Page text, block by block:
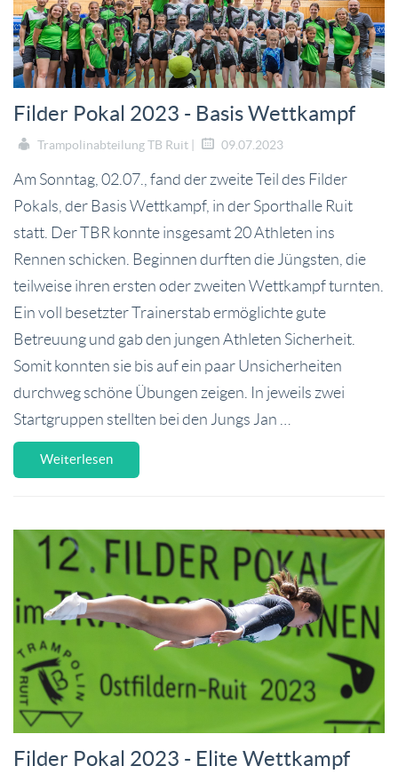
Filder Pokal 2023 - Basis Wettkampf
Trampolinabteilung TB Ruit | 09.07.2023
Am Sonntag, 02.07., fand der zweite Teil des Filder
Pokals, der Basis Wettkampf, in der Sporthalle Ruit
statt. Der TBR konnte insgesamt 20 Athleten ins
Rennen schicken. Beginnen durften die Jüngsten, die
teilweise ihren ersten oder zweiten Wettkampf turnten.
Ein voll besetzter Trainerstab ermöglichte gute
Betreuung und gab den jungen Athleten Sicherheit.
Somit konnten sie bis auf ein paar Unsicherheiten
durchweg schöne Übungen zeigen. In jeweils zwei
Startgruppen stellten bei den Jungs Jan …
Weiterlesen
Filder Pokal 2023 - Elite Wettkampf